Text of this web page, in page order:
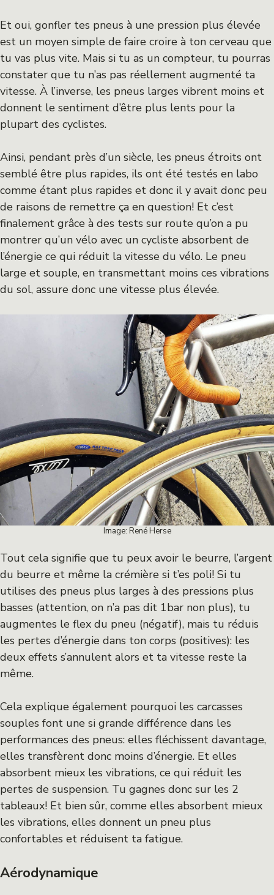
Et oui, gonfler tes pneus à une pression plus élevée
est un moyen simple de faire croire à ton cerveau que
tu vas plus vite. Mais si tu as un compteur, tu pourras
constater que tu n’as pas réellement augmenté ta
vitesse. À l’inverse, les pneus larges vibrent moins et
donnent le sentiment d’être plus lents pour la
plupart des cyclistes.
Ainsi, pendant près d’un siècle, les pneus étroits ont
semblé être plus rapides, ils ont été testés en labo
comme étant plus rapides et donc il y avait donc peu
de raisons de remettre ça en question! Et c’est
finalement grâce à des tests sur route qu’on a pu
montrer qu’un vélo avec un cycliste absorbent de
l’énergie ce qui réduit la vitesse du vélo. Le pneu
large et souple, en transmettant moins ces vibrations
du sol, assure donc une vitesse plus élevée.
Image: René Herse
Tout cela signifie que tu peux avoir le beurre, l’argent
du beurre et même la crémière si t’es poli! Si tu
utilises des pneus plus larges à des pressions plus
basses (attention, on n’a pas dit 1bar non plus), tu
augmentes le flex du pneu (négatif), mais tu réduis
les pertes d’énergie dans ton corps (positives): les
deux effets s’annulent alors et ta vitesse reste la
même.
Cela explique également pourquoi les carcasses
souples font une si grande différence dans les
performances des pneus: elles fléchissent davantage,
elles transfèrent donc moins d’énergie. Et elles
absorbent mieux les vibrations, ce qui réduit les
pertes de suspension. Tu gagnes donc sur les 2
tableaux! Et bien sûr, comme elles absorbent mieux
les vibrations, elles donnent un pneu plus
confortables et réduisent ta fatigue.
Aérodynamique